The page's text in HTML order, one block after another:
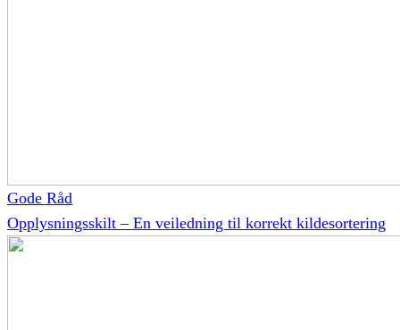
Gode Råd
Opplysningsskilt – En veiledning til korrekt kildesortering